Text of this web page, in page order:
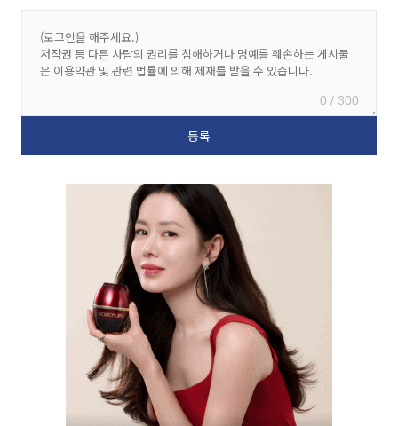
0 / 300